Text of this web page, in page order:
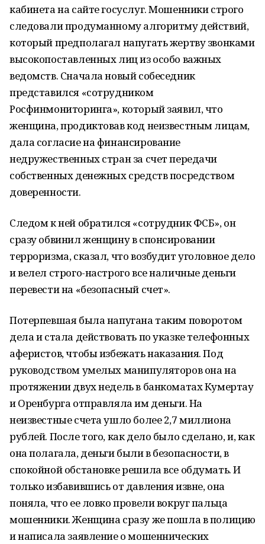
кабинета на сайте госуслуг. Мошенники строго
следовали продуманному алгоритму действий,
который предполагал напугать жертву звонками
высокопоставленных лиц из особо важных
ведомств. Сначала новый собеседник
представился «сотрудником
Росфинмониторинга», который заявил, что
женщина, продиктовав код неизвестным лицам,
дала согласие на финансирование
недружественных стран за счет передачи
собственных денежных средств посредством
доверенности.
Следом к ней обратился «сотрудник ФСБ», он
сразу обвинил женщину в спонсировании
терроризма, сказал, что возбудит уголовное дело
и велел строго-настрого все наличные деньги
перевести на «безопасный счет».
Потерпевшая была напугана таким поворотом
дела и стала действовать по указке телефонных
аферистов, чтобы избежать наказания. Под
руководством умелых манипуляторов она на
протяжении двух недель в банкоматах Кумертау
и Оренбурга отправляла им деньги. На
неизвестные счета ушло более 2,7 миллиона
рублей. После того, как дело было сделано, и, как
она полагала, деньги были в безопасности, в
спокойной обстановке решила все обдумать. И
только избавившись от давления извне, она
поняла, что ее ловко провели вокруг пальца
мошенники. Женщина сразу же пошла в полицию
и написала заявление о мошеннических